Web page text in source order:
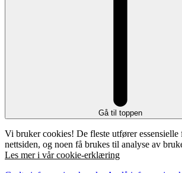
Gå til toppen
Vi bruker cookies! De fleste utfører
nettsiden, og noen få brukes til analyse av
Les mer i vår cookie-erklæring